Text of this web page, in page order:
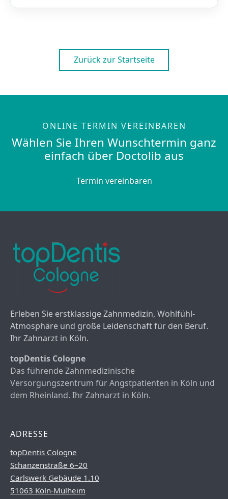
Zurück zur Startseite
ONLINE TERMIN VEREINBAREN
Wählen Sie Ihren Wunschtermin ganz
einfach über Doctolib aus
Termin vereinbaren
Erleben Sie erstklassige Zahnmedizin, Wohlfühl-
Atmosphäre und große Leidenschaft für den Beruf.
Ihr Zahnarzt in Köln.
topDentis Cologne
Das führende Zahnmedizinische
Versorgungszentrum für Angstpatienten in Köln und
dem Rheinland. Ihr Zahnarzt in Köln.
ADRESSE
topDentis Cologne
Schanzenstraße 6–20
Carlswerk Gebäude 1.10
51063 Köln-Mülheim